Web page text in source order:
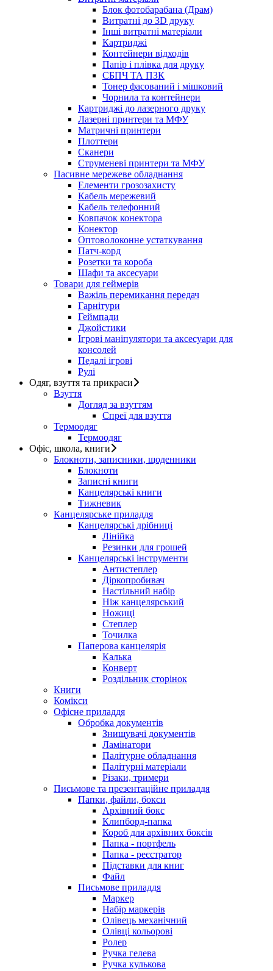
Блок фотобарабана (Драм)
Витратні до 3D друку
Інші витратні матеріали
Картриджі
Контейнери відходів
Папір і плівка для друку
СБПЧ ТА ПЗК
Тонер фасований і мішковий
Чорнила та контейнери
Картриджі до лазерного друку
Лазерні принтери та МФУ
Матричні принтери
Плоттери
Сканери
Струменеві принтери та МФУ
Пасивне мережеве обладнання
Елементи грозозахисту
Кабель мережевий
Кабель телефонний
Ковпачок конектора
Конектор
Оптоволоконне устаткування
Патч-корд
Розетки та короба
Шафи та аксесуари
Товари для геймерів
Важіль перемикання передач
Гарнітури
Геймпади
Джойстики
Ігрові маніпулятори та аксесуари для
консолей
Педалі ігрові
Рулі
Одяг, взуття та прикраси
Взуття
Догляд за взуттям
Спреї для взуття
Термоодяг
Термоодяг
Офіс, школа, книги
Блокноти, записники, щоденники
Блокноти
Записні книги
Канцелярські книги
Тижневик
Канцелярське приладдя
Канцелярські дрібниці
Лінійка
Резинки для грошей
Канцелярські інструменти
Антистеплер
Діркопробивач
Настільний набір
Ніж канцелярський
Ножиці
Степлер
Точилка
Паперова канцелярія
Калька
Конверт
Роздільник сторінок
Книги
Комікси
Офісне приладдя
Обробка документів
Знищувачі документів
Ламінатори
Палітурне обладнання
Палітурні матеріали
Різаки, тримери
Письмове та презентаційне приладдя
Папки, файли, бокси
Архівний бокс
Клипборд-папка
Короб для архівних боксів
Папка - портфель
Папка - реєстратор
Підставки для книг
Файл
Письмове приладдя
Маркер
Набір маркерів
Олівець механічний
Олівці кольорові
Ролер
Ручка гелева
Ручка кулькова